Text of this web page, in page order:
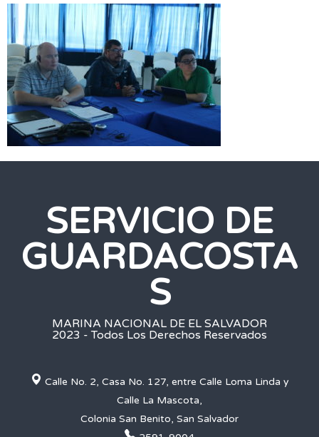
SERVICIO DE
GUARDACOSTA
S
MARINA NACIONAL DE EL SALVADOR
2023 - Todos Los Derechos Reservados
Calle No. 2, Casa No. 127, entre Calle Loma Linda y
Calle La Mascota,
Colonia San Benito, San Salvador